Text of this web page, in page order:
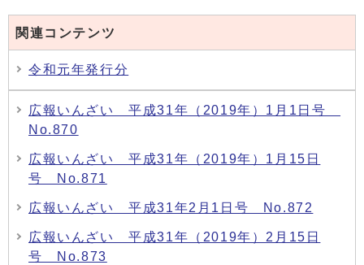
関連コンテンツ
令和元年発行分
広報いんざい 平成31年（2019年）1月1日号
No.870
広報いんざい 平成31年（2019年）1月15日
号 No.871
広報いんざい 平成31年2月1日号 No.872
広報いんざい 平成31年（2019年）2月15日
号 No.873